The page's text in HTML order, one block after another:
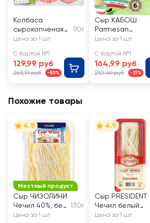
Колбаса
сырокопченая
ВЕЛКОМ
илан, нарезка
90г
Цена за 1 шт
С Картой №1
129,99 руб
263,19 руб -50%
Сыр КАБОШ
Parmesan
колотый от 6
без змж
Цена за 1 шт
С Картой №1
164,99 руб
210,49 руб -21%
Похожие товары
Местный продукт
4.8
Сыр ЧИЗОЛИНИ
Чечил 40%, без
змж
130г
Цена за 1 шт
4.9
Сыр PRESIDENT
Чечил белый
35% спагетти,
Цена за 1 шт